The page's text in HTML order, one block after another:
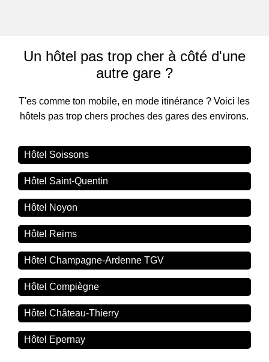
Un hôtel pas trop cher à côté d'une
autre gare ?
T'es comme ton mobile, en mode itinérance ? Voici les
hôtels pas trop chers proches des gares des environs.
Hôtel Soissons
Hôtel Saint-Quentin
Hôtel Noyon
Hôtel Reims
Hôtel Champagne-Ardenne TGV
Hôtel Compiègne
Hôtel Château-Thierry
Hôtel Epernay